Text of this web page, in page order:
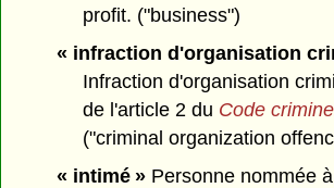
profit. ("business")
« infraction d'organisation
Infraction d'organisation
de l'article 2 du Code
("criminal organization
« intimé »Personne nommée